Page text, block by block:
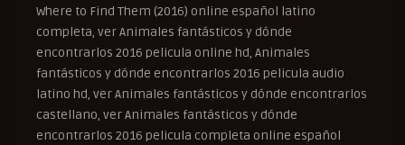
Where to Find Them (2016) online español latino
completa, ver Animales fantásticos y dónde
encontrarlos 2016 pelicula online hd, Animales
fantásticos y dónde encontrarlos 2016 pelicula audio
latino hd, ver Animales fantásticos y dónde encontrarlos
castellano, ver Animales fantásticos y dónde
encontrarlos 2016 pelicula completa online español